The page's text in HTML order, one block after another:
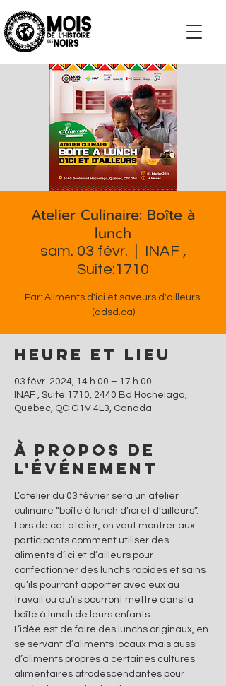
S'impliquer
Atelier Culinaire: Boîte à
lunch
sam. 03 févr.
INAF ,
Suite:1710
Par: Aliments d'ici et saveurs d'ailleurs.
(adsd.ca)
Heure et lieu
03 févr. 2024, 14 h 00 – 17 h 00
INAF , Suite:1710, 2440 Bd Hochelaga,
Québec, QC G1V 4L3, Canada
À propos de
l'événement
L’atelier du 03 février sera un atelier
culinaire “boîte à lunch d’ici et d’ailleurs”.
Lors de cet atelier, on veut montrer aux
participants comment utiliser des
aliments d’ici et d’ailleurs pour
confectionner des lunchs rapides et sains
qu’ils pourront apporter avec eux au
travail ou qu’ils pourront mettre dans la
boîte à lunch de leurs enfants.
L’idée est de faire des lunchs originaux, en
se servant d’aliments locaux mais aussi
d’aliments propres à certaines cultures
alimentaires afrodescendantes pour